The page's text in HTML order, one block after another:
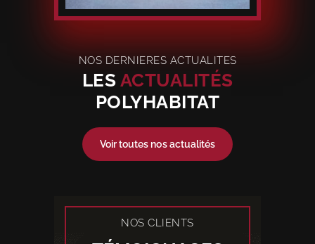
NOS DERNIERES ACTUALITES
LES ACTUALITÉS
POLYHABITAT
Voir toutes nos actualités
NOS CLIENTS